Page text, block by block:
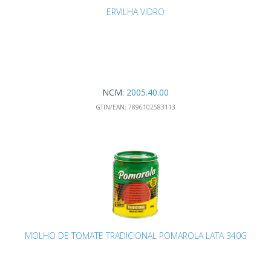
ERVILHA VIDRO
NCM: 2005.40.00
GTIN/EAN: 7896102583113
MOLHO DE TOMATE TRADICIONAL POMAROLA LATA 340G